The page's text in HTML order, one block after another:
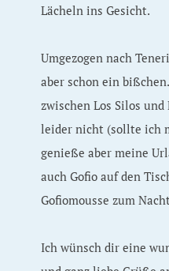
Lächeln ins Gesicht.
Umgezogen nach
aber schon ein
zwischen Los Silos
leider nicht (sollte ich
genieße aber meine
auch Gofio auf den
Gofiomousse zum
Ich wünsch dir eine